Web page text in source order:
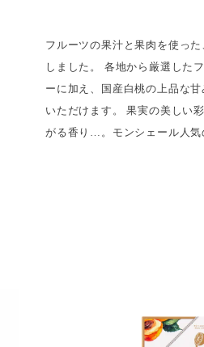
フルーツの果汁と果肉を使っ
しました。 各地から厳選した
ーに加え、国産白桃の上品な
いただけます。 果実の美しい
がる香り…。モンシェール人気